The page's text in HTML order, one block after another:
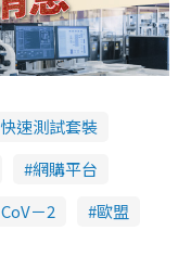
快速測試套裝
網購平台
－2 歐盟